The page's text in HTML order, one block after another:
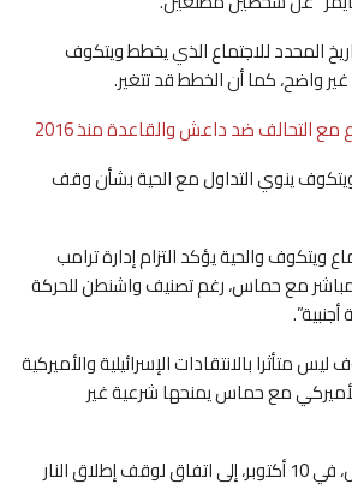
المحدد للاجتماع الذي يخطط ويتكوف
واضح، كما أن الخطط قد تتغير.
التحالف ضد داعش والقاعدة منذ 2016
ينوي التداول مع الحية بشأن وقف
ويتكوف والحية يؤكد التزام إدارة ترامب
مع حماس، رغم تصنيف واشنطن للحركة
متأثرا بالانتقادات الإسرائيلية والأميركية
مع حماس يمنحها شرعية غير
وتوصلت حماس وإسرائيل، في 10 أكتوبر، إلى اتفاق لوقف إطلاق النار